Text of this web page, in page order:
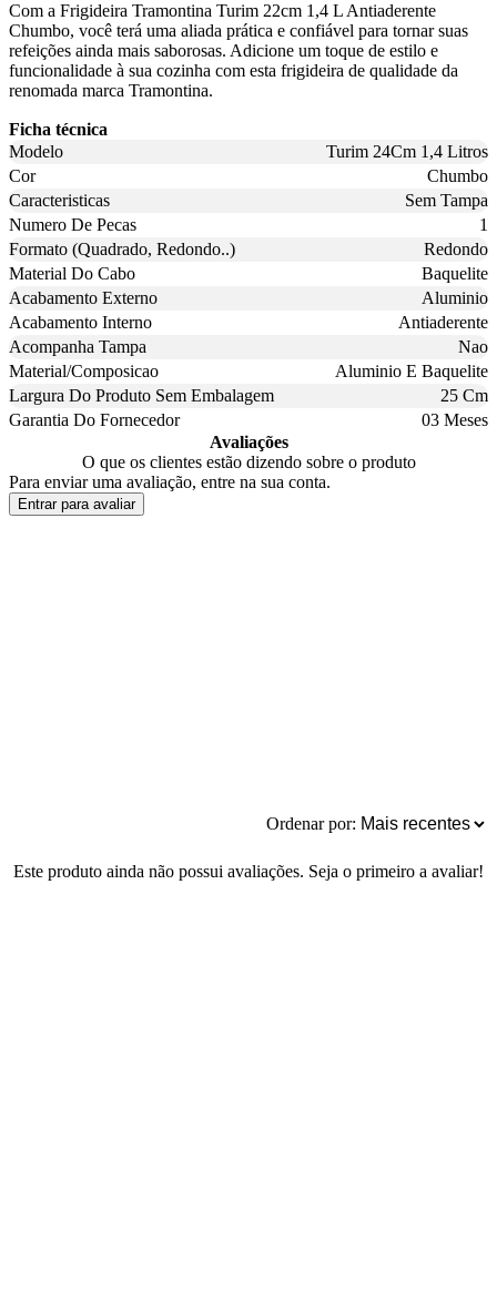
Com a Frigideira Tramontina Turim 22cm 1,4 L Antiaderente
Chumbo, você terá uma aliada prática e confiável para tornar suas
refeições ainda mais saborosas. Adicione um toque de estilo e
funcionalidade à sua cozinha com esta frigideira de qualidade da
renomada marca Tramontina.
Ficha técnica
Modelo
Turim 24Cm 1,4 Litros
Cor
Chumbo
Caracteristicas
Sem Tampa
Numero De Pecas
1
Formato (Quadrado, Redondo..)
Redondo
Material Do Cabo
Baquelite
Acabamento Externo
Aluminio
Acabamento Interno
Antiaderente
Acompanha Tampa
Nao
Material/Composicao
Aluminio E Baquelite
Largura Do Produto Sem Embalagem
25 Cm
Garantia Do Fornecedor
03 Meses
Avaliações
O que os clientes estão dizendo sobre o produto
Para enviar uma avaliação, entre na sua conta.
Entrar para avaliar
Ordenar por:
Este produto ainda não possui avaliações. Seja o primeiro a avaliar!